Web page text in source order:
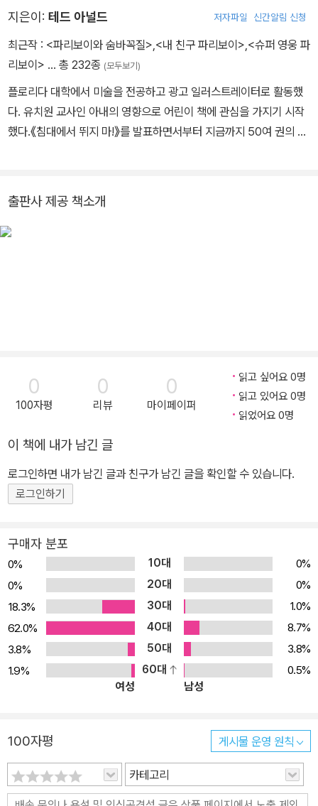
지은이: 테드 아널드 저자파일 신간알림 신청
최근작 : <파리보이와 숨바꼭질>,<내 친구 파리보이>,<슈퍼 영웅 파
리보이> … 총 232종 (모두보기)
플로리다 대학에서 미술을 전공하고 광고 일러스트레이터로 활동했
다. 유치원 교사인 아내의 영향으로 어린이 책에 관심을 가지기 시작
했다.《침대에서 뛰지 마!》를 발표하면서부터 지금까지 50여 권의 책
출판사 제공 책소개
0
100자평
0
리뷰
0
마이페이퍼
읽고 싶어요 0명
읽고 있어요 0명
읽었어요 0명
이 책에 내가 남긴 글
로그인하면 내가 남긴 글과 친구가 남긴 글을 확인할 수 있습니다.
로그인하기
구매자 분포
0% 10대
0%
0%
20대
0%
18.3%
30대
1.0%
62.0%
40대
8.7%
3.8%
50대
3.8%
1.9%
60대
0.5%
여성
남성
100자평 게시물 운영 원칙
카테고리